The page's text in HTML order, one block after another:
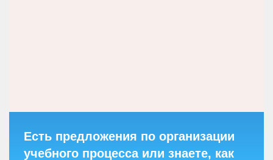
Есть предложения по организации
учебного процесса или знаете, как